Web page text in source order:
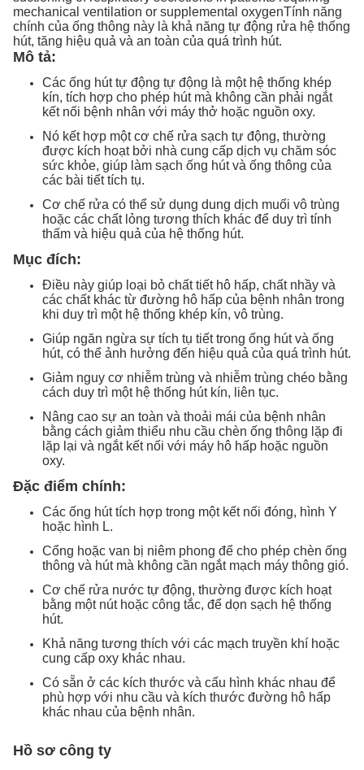
mechanical ventilation or supplemental oxygenTính năng
chính của ống thông này là khả năng tự động rửa hệ thống
hút, tăng hiệu quả và an toàn của quá trình hút.
Mô tả:
Các ống hút tự động tự động là một hệ thống khép
kín, tích hợp cho phép hút mà không cần phải ngắt
kết nối bệnh nhân với máy thở hoặc nguồn oxy.
Nó kết hợp một cơ chế rửa sạch tự động, thường
được kích hoạt bởi nhà cung cấp dịch vụ chăm sóc
sức khỏe, giúp làm sạch ống hút và ống thông của
các bài tiết tích tụ.
Cơ chế rửa có thể sử dụng dung dịch muối vô trùng
hoặc các chất lỏng tương thích khác để duy trì tính
thấm và hiệu quả của hệ thống hút.
Mục đích:
Điều này giúp loại bỏ chất tiết hô hấp, chất nhầy và
các chất khác từ đường hô hấp của bệnh nhân trong
khi duy trì một hệ thống khép kín, vô trùng.
Giúp ngăn ngừa sự tích tụ tiết trong ống hút và ống
hút, có thể ảnh hưởng đến hiệu quả của quá trình hút.
Giảm nguy cơ nhiễm trùng và nhiễm trùng chéo bằng
cách duy trì một hệ thống hút kín, liên tục.
Nâng cao sự an toàn và thoải mái của bệnh nhân
bằng cách giảm thiểu nhu cầu chèn ống thông lặp đi
lặp lại và ngắt kết nối với máy hô hấp hoặc nguồn
oxy.
Đặc điểm chính:
Các ống hút tích hợp trong một kết nối đóng, hình Y
hoặc hình L.
Cổng hoặc van bị niêm phong để cho phép chèn ống
thông và hút mà không cần ngắt mạch máy thông gió.
Cơ chế rửa nước tự động, thường được kích hoạt
bằng một nút hoặc công tắc, để dọn sạch hệ thống
hút.
Khả năng tương thích với các mạch truyền khí hoặc
cung cấp oxy khác nhau.
Có sẵn ở các kích thước và cấu hình khác nhau để
phù hợp với nhu cầu và kích thước đường hô hấp
khác nhau của bệnh nhân.
Hồ sơ công ty